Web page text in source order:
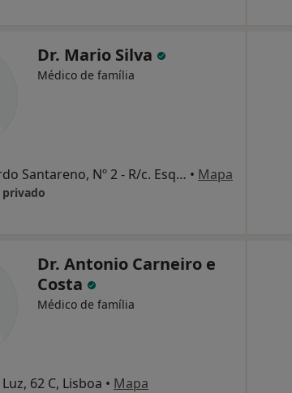
Dr. Mario Silva
Médico de família
Rua Bernardo Santareno, Nº 2 - R/c. Esq. - Serra das Minas, Rio de Mouro • Mapa
Dr. Antonio Carneiro e
Costa
Médico de família
62 C, Lisboa • Mapa